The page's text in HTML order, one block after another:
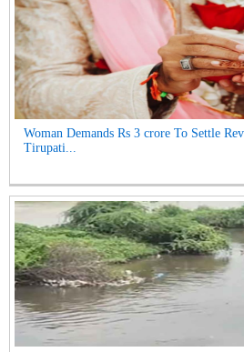
Woman Demands Rs 3 crore To Settle
Tirupati...